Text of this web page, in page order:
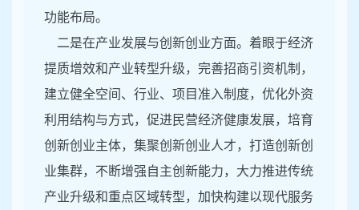
功能布局。
二是在产业发展与创新创业方面。着眼于经济
提质增效和产业转型升级，完善招商引资机制，
建立健全空间、行业、项目准入制度，优化外资
利用结构与方式，促进民营经济健康发展，培育
创新创业主体，集聚创新创业人才，打造创新创
业集群，不断增强自主创新能力，大力推进传统
产业升级和重点区域转型，加快构建以现代服务